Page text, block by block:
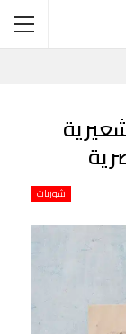
شوربات